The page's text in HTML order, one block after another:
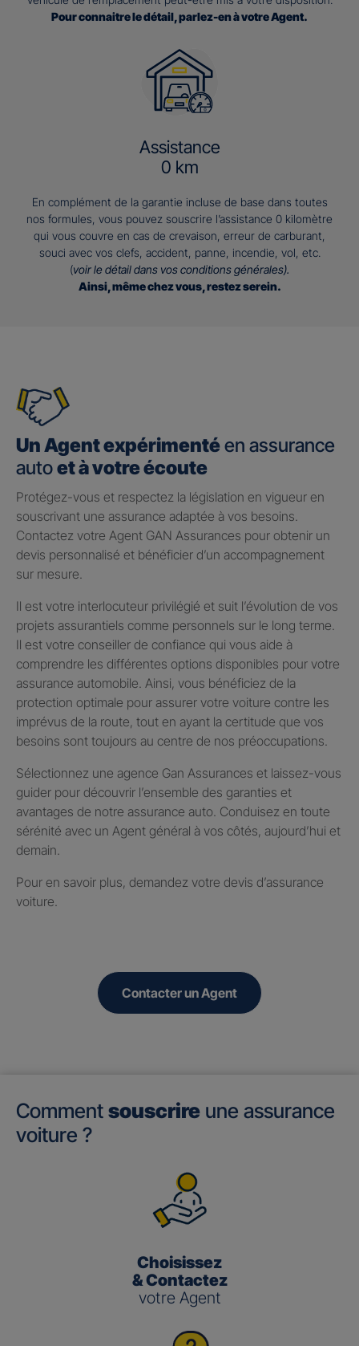
Pour connaitre le détail, parlez-en à votre Agent.
Assistance
0 km
En complément de la garantie incluse de base dans toutes
nos formules, vous pouvez souscrire l’assistance 0 kilomètre
qui vous couvre en cas de crevaison, erreur de carburant,
souci avec vos clefs, accident, panne, incendie, vol, etc.
(voir le détail dans vos conditions générales).
Ainsi, même chez vous, restez serein.
Un Agent expérimentéen assurance
autoet à votre écoute
Protégez-vous et respectez la législation en vigueur en
souscrivant une assurance adaptée à vos besoins.
Contactez votre Agent GAN Assurances pour obtenir un
devis personnalisé et bénéficier d’un accompagnement
sur mesure.
Il est votre interlocuteur privilégié et suit l’évolution de vos
projets assurantiels comme personnels sur le long terme.
Il est votre conseiller de confiance qui vous aide à
comprendre les différentes options disponibles pour votre
assurance automobile. Ainsi, vous bénéficiez de la
protection optimale pour assurer votre voiture contre les
imprévus de la route, tout en ayant la certitude que vos
besoins sont toujours au centre de nos préoccupations.
Sélectionnez une agence Gan Assurances et laissez-vous
guider pour découvrir l’ensemble des garanties et
avantages de notre assurance auto. Conduisez en toute
sérénité avec un Agent général à vos côtés, aujourd’hui et
demain.
Pour en savoir plus, demandez votre devis d’assurance
voiture.
Contacter un Agent
Comment souscrire une assurance
voiture ?
Choisissez
& Contactez
votre Agent